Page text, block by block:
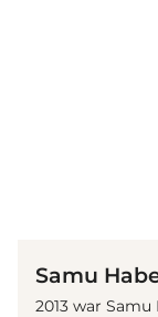
Samu
2013 war